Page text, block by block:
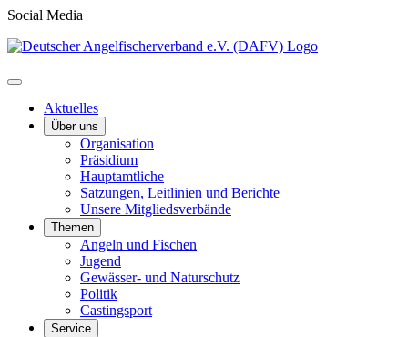
Social Media
Aktuelles
Über uns
Organisation
Präsidium
Hauptamtliche
Satzungen, Leitlinien und Berichte
Unsere Mitgliedsverbände
Themen
Angeln und Fischen
Jugend
Gewässer- und Naturschutz
Politik
Castingsport
Service